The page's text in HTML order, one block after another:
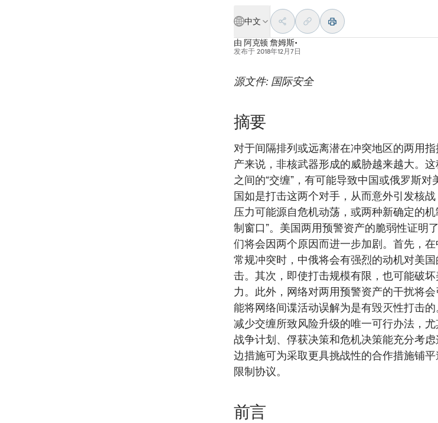
中文
由 阿克顿 詹姆斯•
发布于 2018年12月7日
源文件: 国际安全
摘要
对于间隔排列或远离潜在冲突地区的两用
产来说，非核武器形成的威胁越来越大。
之间的“交缠”，有可能导致中国或俄罗斯
国如是打击这两个对手，从而意外引发核
压力可能源自危机动荡，或两种新确定的机
制窗口”。美国两用预警资产的脆弱性证明
们将会因两个原因而进一步加剧。首先，
常规冲突时，中俄将会有强烈的动机对美
击。其次，即使打击规模有限，也可能破
力。此外，网络对两用预警资产的干扰将
能将网络间谍活动误解为是有毁灭性打击
减少交缠所致风险升级的唯一可行办法，
战争计划、俘获决策和危机决策能充分考
边措施可为采取更具挑战性的合作措施铺
限制协议。
前言